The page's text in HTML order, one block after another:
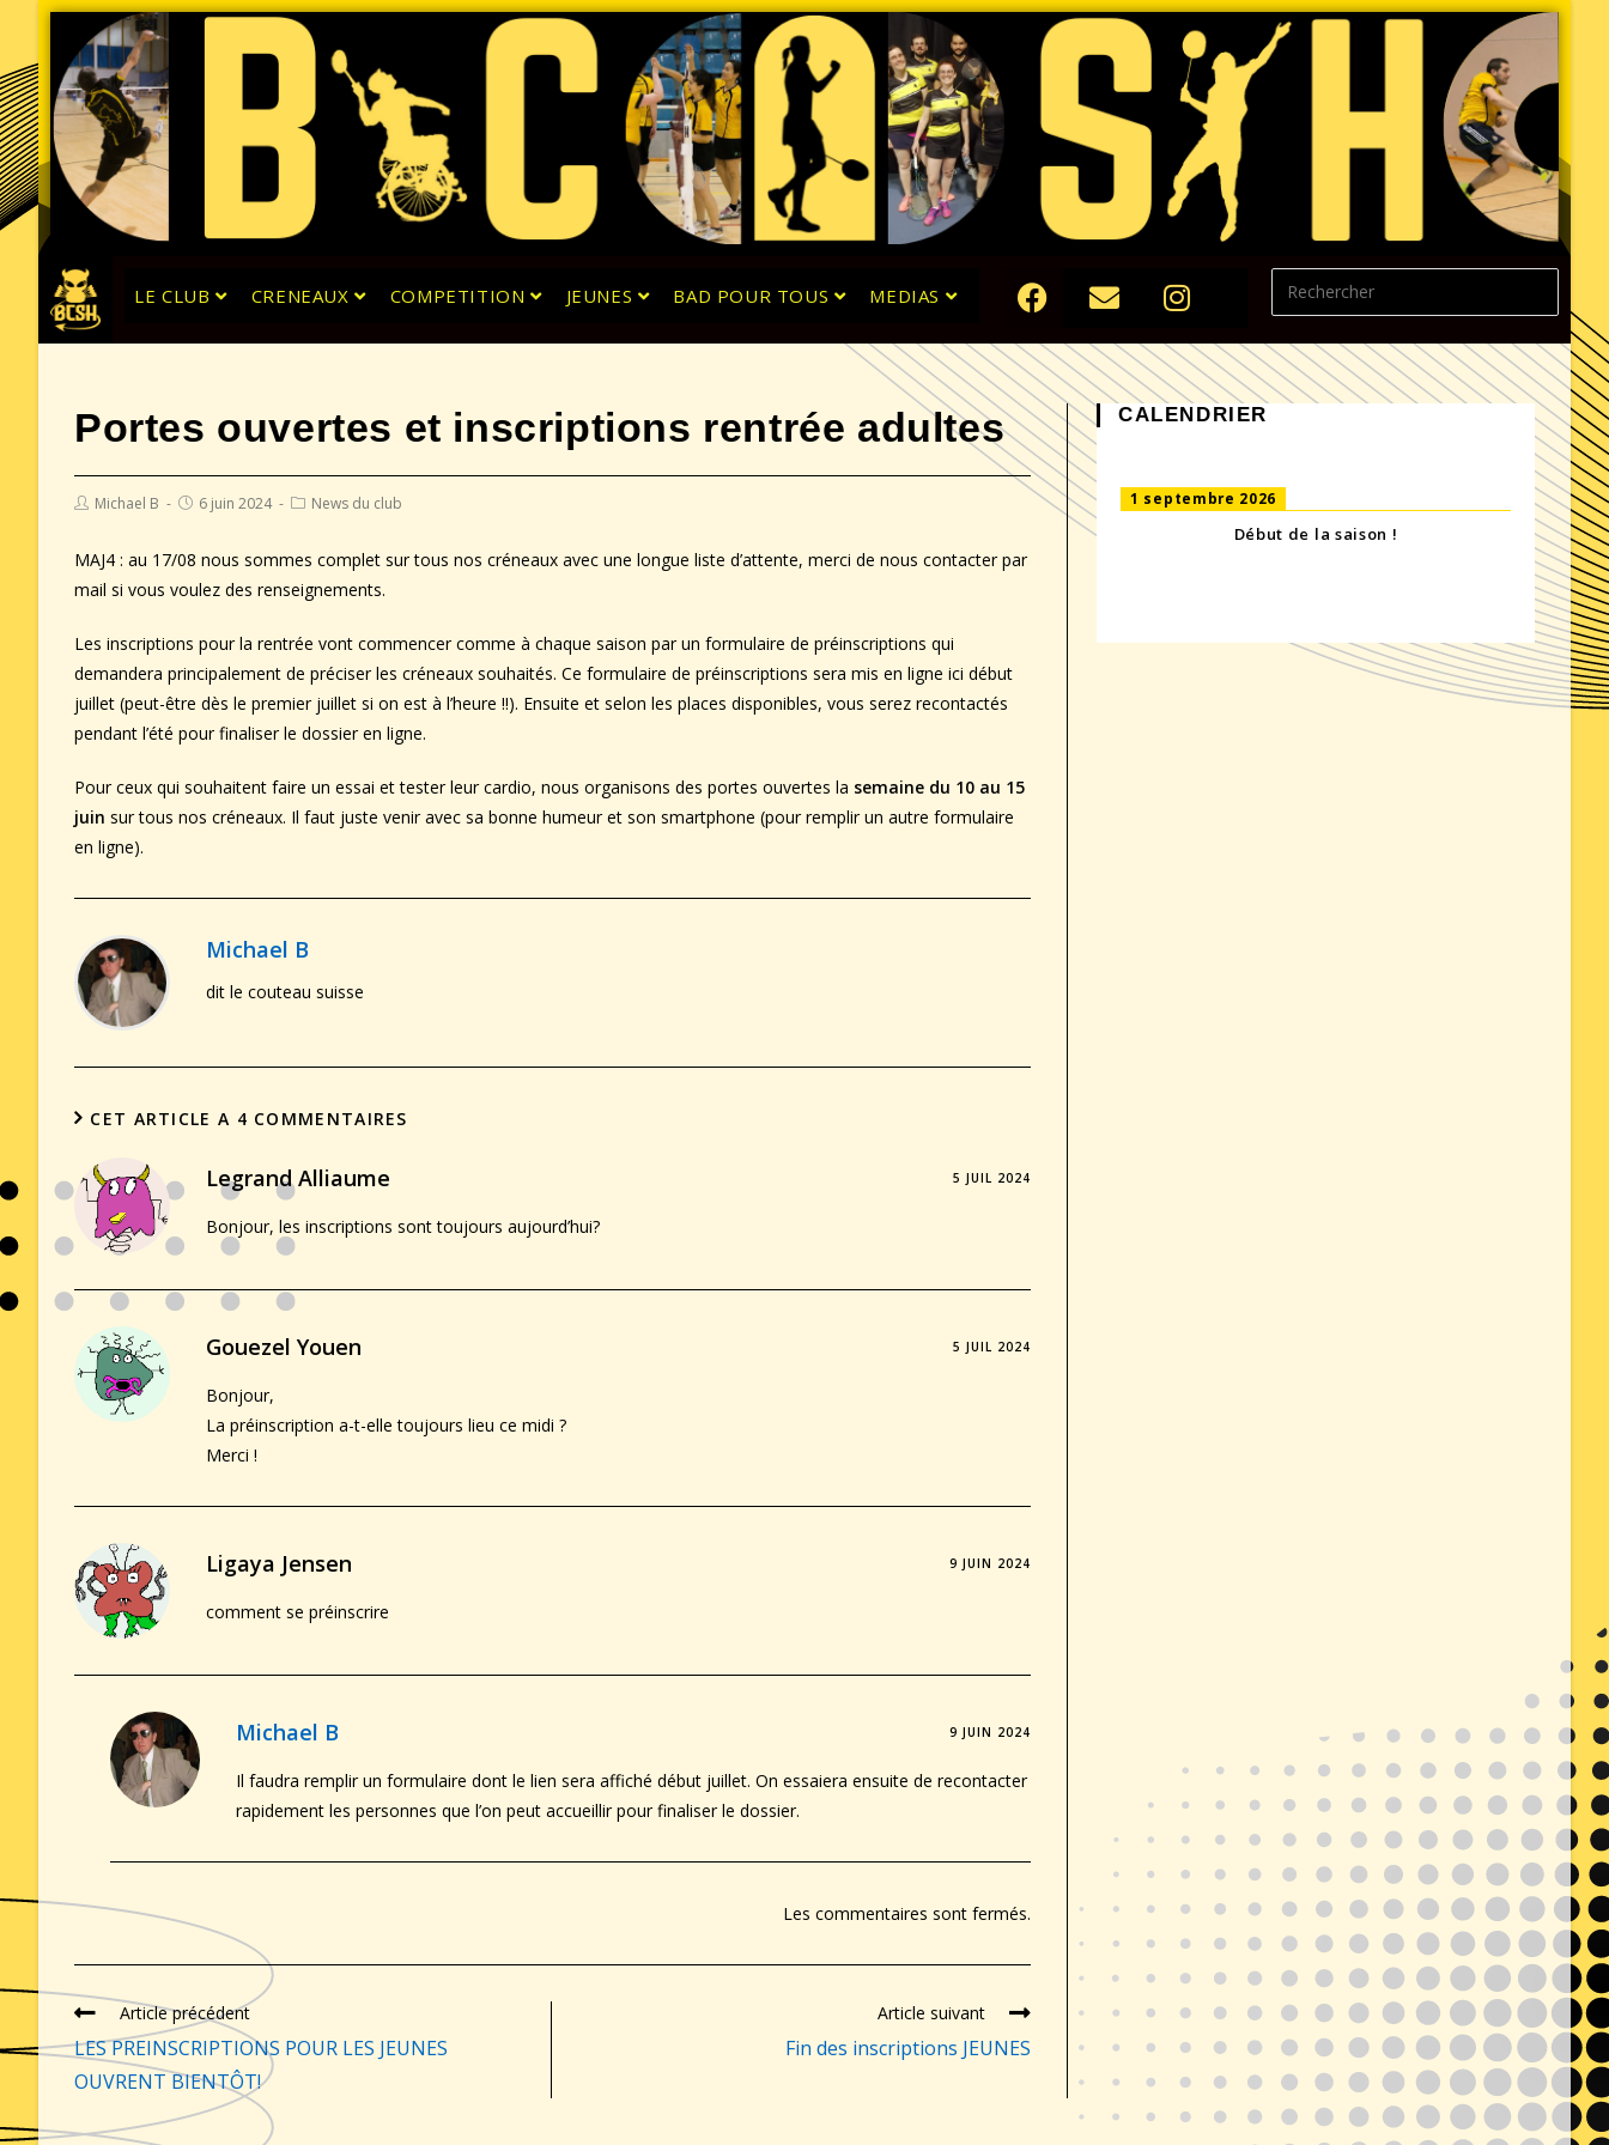
LE CLUB CRENEAUX COMPETITION JEUNES BAD POUR TOUS MEDIAS
Portes ouvertes et inscriptions rentrée adultes
Michael B 6 juin 2024 News du club
MAJ4 : au 17/08 nous sommes complet sur tous nos créneaux avec une longue liste d’attente, merci de nous contacter par
mail si vous voulez des renseignements.
Les inscriptions pour la rentrée vont commencer comme à chaque saison par un formulaire de préinscriptions qui
demandera principalement de préciser les créneaux souhaités. Ce formulaire de préinscriptions sera mis en ligne ici début
juillet (peut-être dès le premier juillet si on est à l’heure !!). Ensuite et selon les places disponibles, vous serez recontactés
pendant l’été pour finaliser le dossier en ligne.
Pour ceux qui souhaitent faire un essai et tester leur cardio, nous organisons des portes ouvertes la semaine du 10 au 15
juin sur tous nos créneaux. Il faut juste venir avec sa bonne humeur et son smartphone (pour remplir un autre formulaire
en ligne).
Michael B
dit le couteau suisse
CET ARTICLE A 4 COMMENTAIRES
Legrand Alliaume 5 JUIL 2024
Bonjour, les inscriptions sont toujours aujourd’hui?
Gouezel Youen 5 JUIL 2024
Bonjour,
La préinscription a-t-elle toujours lieu ce midi ?
Merci !
Ligaya Jensen 9 JUIN 2024
comment se préinscrire
Michael B 9 JUIN 2024
Il faudra remplir un formulaire dont le lien sera affiché début juillet. On essaiera ensuite de recontacter
rapidement les personnes que l’on peut accueillir pour finaliser le dossier.
Les commentaires sont fermés.
Article précédent
LES PREINSCRIPTIONS POUR LES JEUNES
OUVRENT BIENTÔT!
Article suivant
Fin des inscriptions JEUNES
CALENDRIER
1 septembre 2026
Début de la saison !